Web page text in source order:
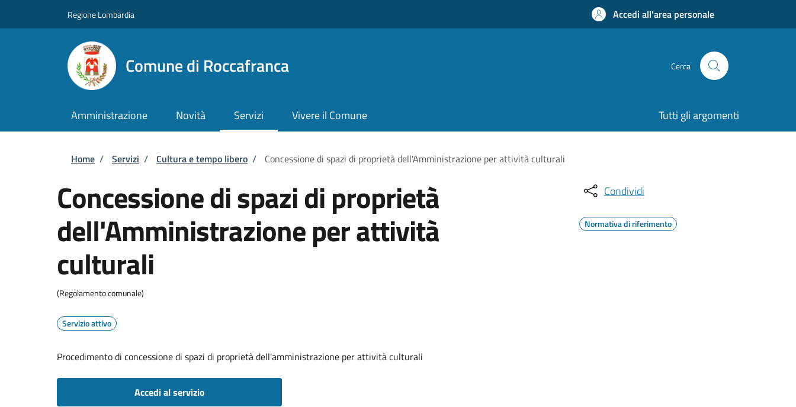
Regione Lombardia Accedi all'area personale
Comune di Roccafranca Cerca
Amministrazione Novità Servizi Vivere il Comune Tutti gli argomenti
Briciole di pane
Home / Servizi / Cultura e tempo libero / Concessione di spazi di proprietà dell'Amministrazione per attività culturali
Concessione di spazi di proprietà
dell'Amministrazione per attività
culturali
(Regolamento comunale)
Servizio attivo
Procedimento di concessione di spazi di proprietà dell'amministrazione per attività culturali
Accedi al servizio
Condividi
Normativa di riferimento